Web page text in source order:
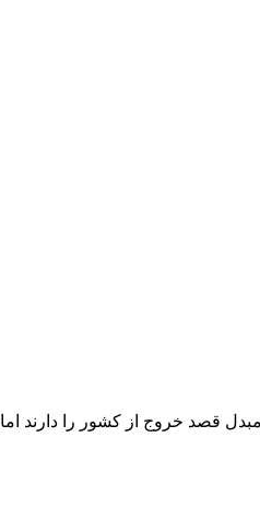
قصد خروج از کشور را دارند